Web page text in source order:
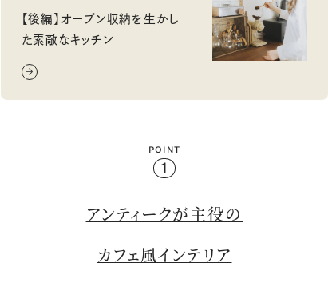
【後編】オープン収納を生かし
た素敵なキッチン
POINT
1
アンティークが主役の
カフェ風インテリア